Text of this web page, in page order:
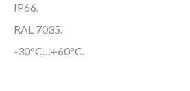
IP66.
RAL 7035.
-30°C…+60°C.